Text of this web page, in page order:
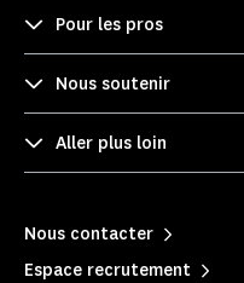
Pour les pros
Nous soutenir
Aller plus loin
Nous contacter
Espace recrutement